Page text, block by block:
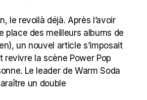
le revoilà déjà. Après l’avoir
place des meilleurs albums de
un nouvel article s’imposait
revivre la scène Power Pop
Le leader de Warm Soda
un double